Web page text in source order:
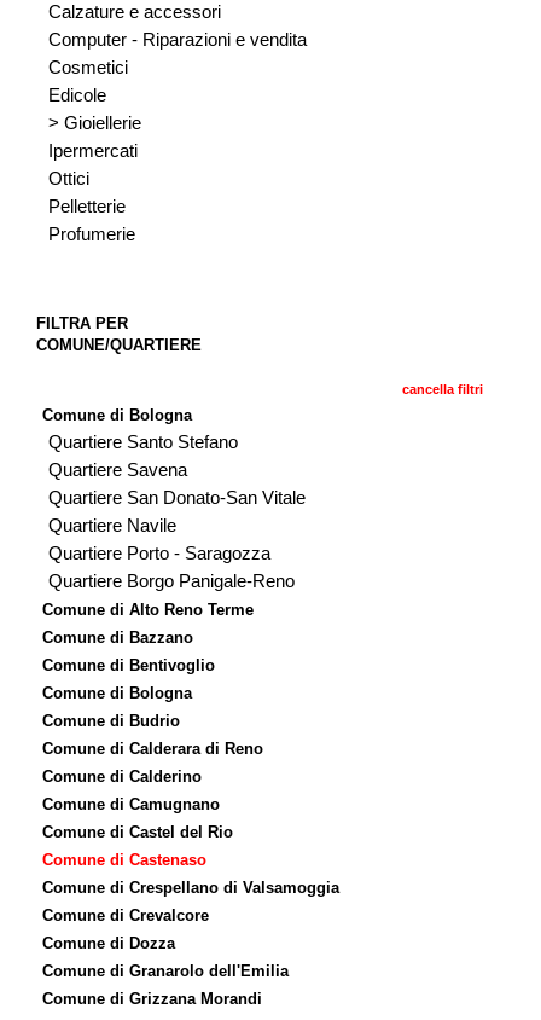
Calzature e accessori
Computer - Riparazioni e vendita
Cosmetici
Edicole
> Gioiellerie
Ipermercati
Ottici
Pelletterie
Profumerie
FILTRA PER
COMUNE/QUARTIERE
cancella filtri
Comune di Bologna
Quartiere Santo Stefano
Quartiere Savena
Quartiere San Donato-San Vitale
Quartiere Navile
Quartiere Porto - Saragozza
Quartiere Borgo Panigale-Reno
Comune di Alto Reno Terme
Comune di Bazzano
Comune di Bentivoglio
Comune di Bologna
Comune di Budrio
Comune di Calderara di Reno
Comune di Calderino
Comune di Camugnano
Comune di Castel del Rio
Comune di Castenaso
Comune di Crespellano di Valsamoggia
Comune di Crevalcore
Comune di Dozza
Comune di Granarolo dell'Emilia
Comune di Grizzana Morandi